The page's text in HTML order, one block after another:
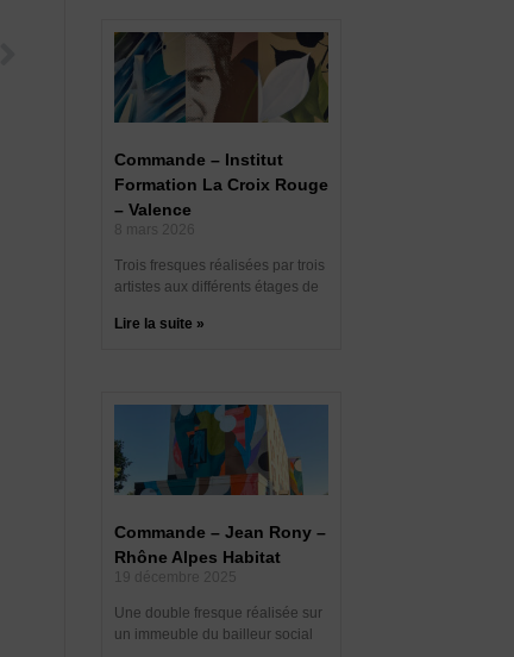
Commande – Institut
Formation La Croix Rouge
– Valence
8 mars 2026
Trois fresques réalisées par trois
artistes aux différents étages de
Lire la suite »
Commande – Jean Rony –
Rhône Alpes Habitat
19 décembre 2025
Une double fresque réalisée sur
un immeuble du bailleur social